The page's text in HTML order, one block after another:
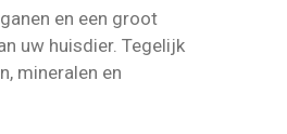
en een groot
uw huisdier. Tegelijk
mineralen en